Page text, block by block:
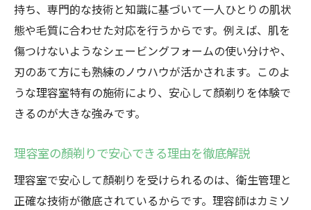
理容室の顏剃りで費用対効果を高めるポイ
ント
予算に合わせて選ぶ顏剃りサービスの選択
肢
初めての顏剃り体験で知っておきたいこと
理容室で顏剃りを受ける際のQ&A集
顏剃りデビュー前に知っておきたい基礎知
識
持ち、専門的な技術と知識に基づいて一人ひとりの肌状
態や毛質に合わせた対応を行うからです。例えば、肌を
傷つけないようなシェービングフォームの使い分けや、
刃のあて方にも熟練のノウハウが活かされます。このよ
うな理容室特有の施術により、安心して顏剃りを体験で
きるのが大きな強みです。
理容室の顏剃りで安心できる理由を徹底解説
理容室で安心して顏剃りを受けられるのは、衛生管理と
正確な技術が徹底されているからです。理容師はカミソ